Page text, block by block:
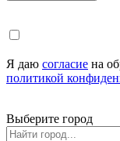
Я даю согласие на
политикой
Выберите город